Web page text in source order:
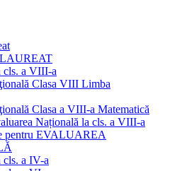
cls. a VIII-a
Clasa VIII Limba
Clasa a VIII-a Matematică
Națională la cls. a VIII-a
pentru EVALUAREA
cls. a IV-a